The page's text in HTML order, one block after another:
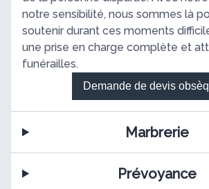
notre sensibilité, nous sommes là
soutenir durant ces moments
une prise en charge complète et
funérailles.
Demande de
Marbrerie
Prévoyance